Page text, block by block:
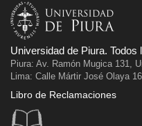
Universidad de Piura.
Piura: Av. Ramón Mugica 131,
Lima: Calle Mártir José Olaya
Libro de Reclamaciones